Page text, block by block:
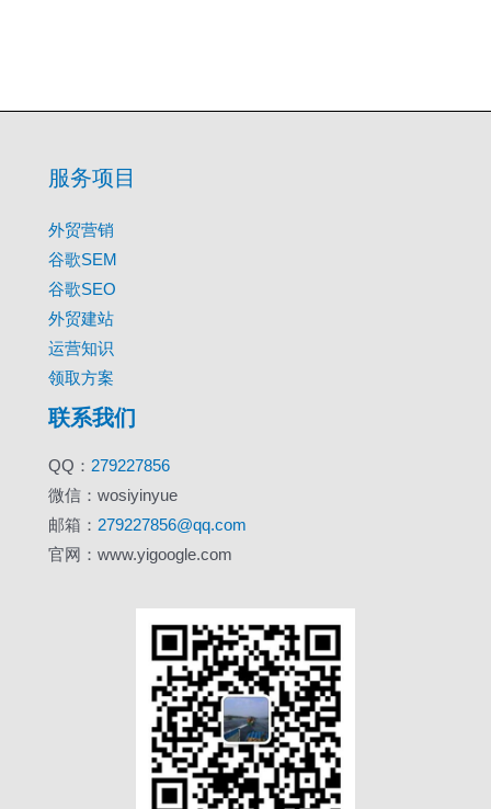
服务项目
外贸营销
谷歌SEM
谷歌SEO
外贸建站
运营知识
领取方案
联系我们
QQ： 279227856
微信：wosiyinyue
邮箱： 279227856@qq.com
官网：www.yigoogle.com